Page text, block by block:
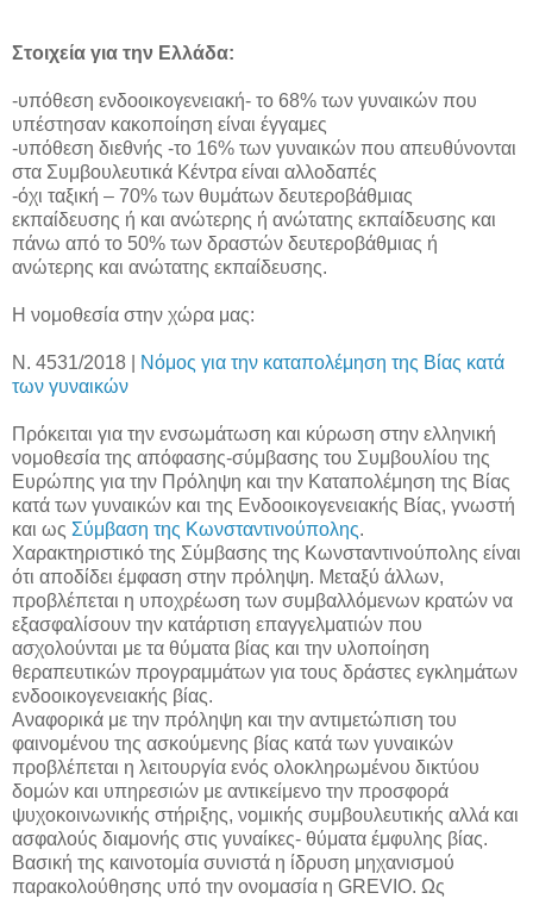
Στοιχεία για την Ελλάδα:
-υπόθεση ενδοοικογενειακή- το 68% των γυναικών που
υπέστησαν κακοποίηση είναι έγγαμες
-υπόθεση διεθνής -το 16% των γυναικών που απευθύνονται
στα Συμβουλευτικά Κέντρα είναι αλλοδαπές
-όχι ταξική – 70% των θυμάτων δευτεροβάθμιας
εκπαίδευσης ή και ανώτερης ή ανώτατης εκπαίδευσης και
πάνω από το 50% των δραστών δευτεροβάθμιας ή
ανώτερης και ανώτατης εκπαίδευσης.
Η νομοθεσία στην χώρα μας:
Ν. 4531/2018 |
Νόμος για την καταπολέμηση της Βίας κατά
των γυναικών
Πρόκειται για την ενσωμάτωση και κύρωση στην ελληνική
νομοθεσία της απόφασης-σύμβασης του Συμβουλίου της
Ευρώπης για την Πρόληψη και την Καταπολέμηση της Βίας
κατά των γυναικών και της Ενδοοικογενειακής Βίας, γνωστή
και ως Σύμβαση της Κωνσταντινούπολης.
Χαρακτηριστικό της Σύμβασης της Κωνσταντινούπολης είναι
ότι αποδίδει έμφαση στην πρόληψη. Μεταξύ άλλων,
προβλέπεται η υποχρέωση των συμβαλλόμενων κρατών να
εξασφαλίσουν την κατάρτιση επαγγελματιών που
ασχολούνται με τα θύματα βίας και την υλοποίηση
θεραπευτικών προγραμμάτων για τους δράστες εγκλημάτων
ενδοοικογενειακής βίας.
Αναφορικά με την πρόληψη και την αντιμετώπιση του
φαινομένου της ασκούμενης βίας κατά των γυναικών
προβλέπεται η λειτουργία ενός ολοκληρωμένου δικτύου
δομών και υπηρεσιών με αντικείμενο την προσφορά
ψυχοκοινωνικής στήριξης, νομικής συμβουλευτικής αλλά και
ασφαλούς διαμονής στις γυναίκες- θύματα έμφυλης βίας.
Βασική της καινοτομία συνιστά η ίδρυση μηχανισμού
παρακολούθησης υπό την ονομασία η GREVIO. Ως